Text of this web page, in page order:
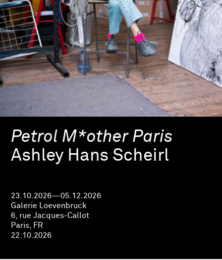
Petrol M*other Paris
Ashley Hans Scheirl
23.10.2026—05.12.2026
Galerie Loevenbruck
6, rue Jacques-Callot
Paris, FR
22.10.2026